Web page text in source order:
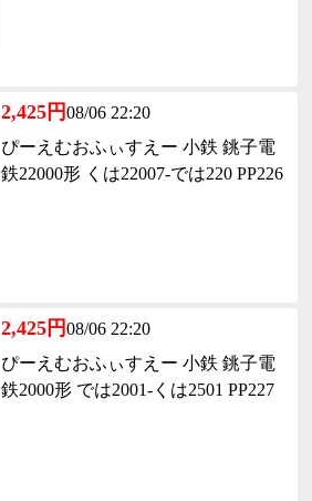
2,425円08/06 22:20
ぴーえむおふぃすえー 小鉄 銚子電
鉄22000形 くは22007-では220 PP226
2,425円08/06 22:20
ぴーえむおふぃすえー 小鉄 銚子電
鉄2000形 では2001-くは2501 PP227